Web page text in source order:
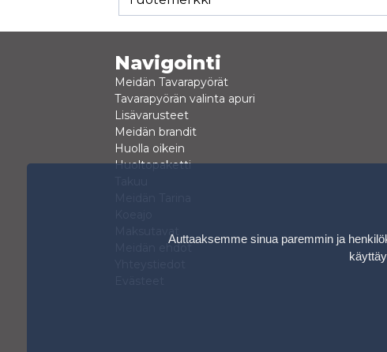
Navigointi
Meidän Tavarapyörät
Tavarapyörän valinta apuri
Lisävarusteet
Meidän brandit
Huolla oikein
Huoltopaketti
Maksutavat
Meidän ehdot
Auttaaksemme sinua paremmin ja